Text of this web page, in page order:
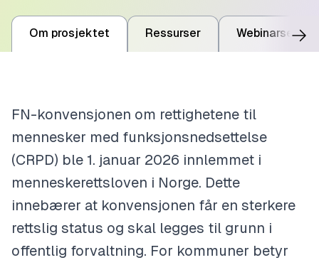
Om prosjektet Ressurser Webinarserie
FN-konvensjonen om rettighetene til
mennesker med funksjonsnedsettelse
(CRPD) ble 1. januar 2026 innlemmet i
menneskerettsloven i Norge. Dette
innebærer at konvensjonen får en sterkere
rettslig status og skal legges til grunn i
offentlig forvaltning. For kommuner betyr